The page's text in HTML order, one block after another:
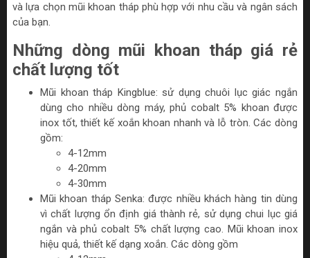
và lựa chọn mũi khoan tháp phù hợp với nhu cầu và ngân sách
của bạn.
Những dòng mũi khoan tháp giá rẻ
chất lượng tốt
Mũi khoan tháp Kingblue: sử dụng chuôi lục giác ngắn
dùng cho nhiều dòng máy, phủ cobalt 5% khoan được
inox tốt, thiết kế xoắn khoan nhanh và lỗ tròn. Các dòng
gồm:
4-12mm
4-20mm
4-30mm
Mũi khoan tháp Senka: được nhiều khách hàng tin dùng
vì chất lượng ổn định giá thành rẻ, sử dụng chui lục giá
ngắn và phủ cobalt 5% chất lượng cao. Mũi khoan inox
hiệu quả, thiết kế dạng xoắn. Các dòng gồm